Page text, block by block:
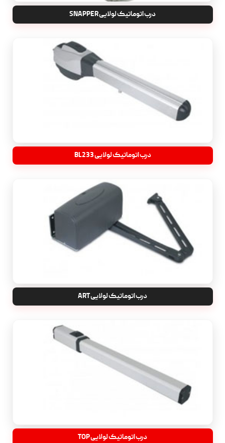
درب اتوماتیک لولایی SNAPPER
درب اتوماتیک لولایی BL233
درب اتوماتیک لولایی ART
درب اتوماتیک لولایی TOP